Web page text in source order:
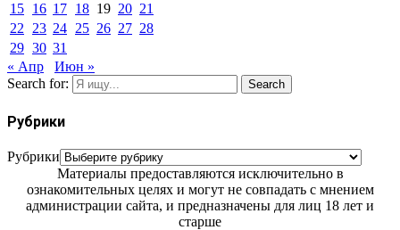
15 16 17 18 19 20 21
22
23 24 25 26 27 28
29 30 31
« Апр
Июн »
Search for:
Search
Рубрики
Рубрики
Материалы предоставляются исключительно в
ознакомительных целях и могут не совпадать с мнением
администрации сайта, и предназначены для лиц 18 лет и
старше